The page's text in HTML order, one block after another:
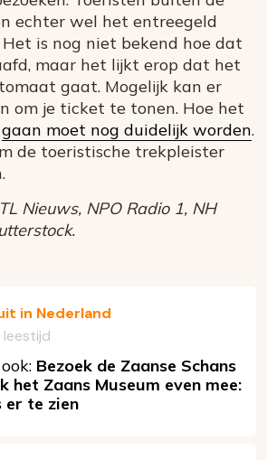
echter wel het entreegeld
is nog niet bekend hoe dat
maar het lijkt erop dat het
gaat. Mogelijk kan er
om je ticket te tonen. Hoe het
gaan moet nog duidelijk worden.
de toeristische trekpleister
Nieuws, NPO Radio 1, NH
in Nederland
leestijd
Bezoek de Zaanse Schans
het Zaans Museum even mee:
er te zien